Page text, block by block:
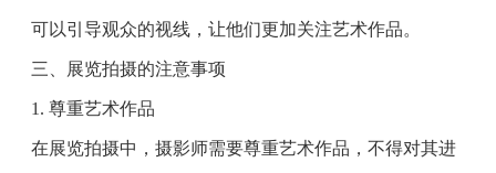
可以引导观众的视线，让他们更加关注艺术作品。
三、展览拍摄的注意事项
1. 尊重艺术作品
在展览拍摄中，摄影师需要尊重艺术作品，不得对其进